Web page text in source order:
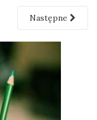
Następne